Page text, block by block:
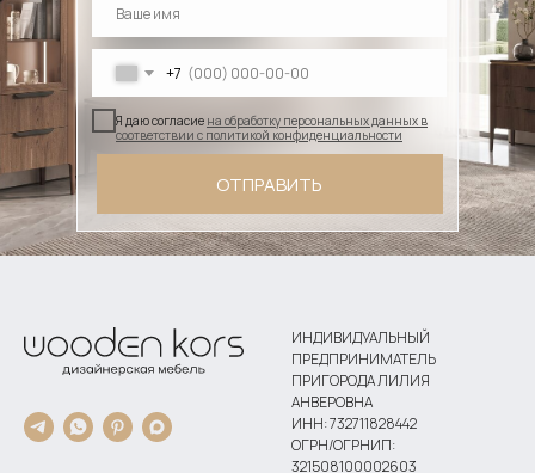
+7
Я даю согласие на обработку персональных данных в
соответствии с политикой конфиденциальности
ОТПРАВИТЬ
ИНДИВИДУАЛЬНЫЙ
ПРЕДПРИНИМАТЕЛЬ
ПРИГОРОДА ЛИЛИЯ
АНВЕРОВНА
ИНН: 732711828442
ОГРН/ОГРНИП:
321508100002603